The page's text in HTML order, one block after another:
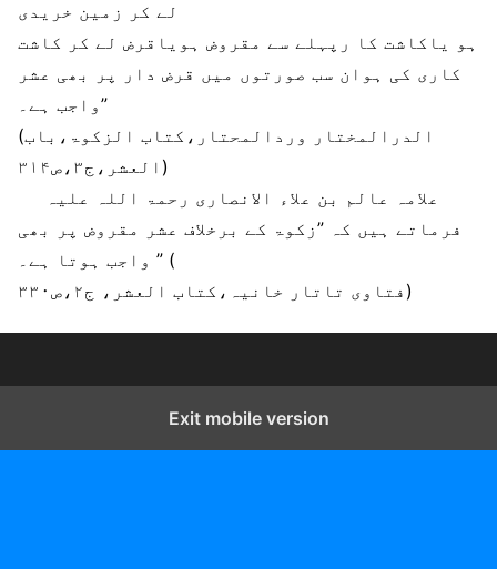
لے کر زمین خریدی
ہو یاکاشت کا رپہلے سے مقروض ہویاقرض لے کر کاشت
کاری کی ہوان سب صورتوں میں قرض دار پر بھی عشر
واجب ہے۔”
(الدرالمختار وردالمحتار،کتاب الزکوۃ،باب
العشر،ج۳،ص۳۱۴)
فرماتے ہیں کہ ”زکوۃ کے برخلاف عشر مقروض پر بھی
واجب ہوتا ہے۔ ” (
فتاوی تاتار خانیہ،کتاب العشر، ج۲،ص۳۳۰)
Exit mobile version